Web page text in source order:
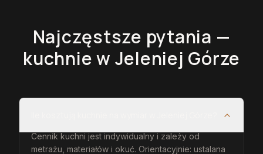
Najczęstsze pytania —
kuchniew Jeleniej Górze
Cennik kuchni jest indywidualny i zależy od
metrażu, materiałów i okuć. Orientacyjnie: ustalana